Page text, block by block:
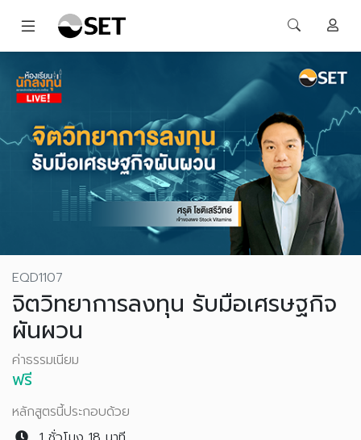
EQD1107
จิตวิทยาการลงทุน รับมือเศรษฐกิจ
ผันผวน
ค่าธรรมเนียม
ฟรี
หลักสูตรนี้ประกอบด้วย